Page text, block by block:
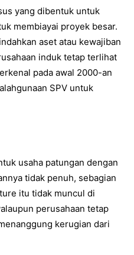
yang dibentuk untuk
membiayai proyek besar.
aset atau kewajiban
induk tetap terlihat
pada awal 2000-an
SPV untuk
usaha patungan dengan
tidak penuh, sebagian
itu tidak muncul di
perusahaan tetap
kerugian dari